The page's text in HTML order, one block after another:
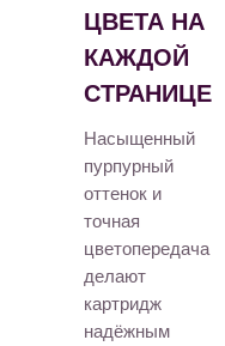
ЦВЕТА НА
КАЖДОЙ
СТРАНИЦЕ
Насыщенный
пурпурный
оттенок и
точная
цветопередача
делают
картридж
надёжным